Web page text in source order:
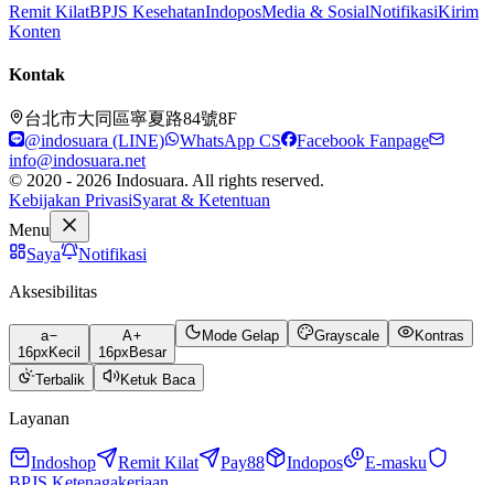
Remit KilatBPJS KesehatanIndoposMedia & SosialNotifikasiKirim
Konten
Kontak
台北市大同區寧夏路84號8F
@indosuara (LINE)
WhatsApp CS
Facebook Fanpage
info@indosuara.net
© 2020 - 2026 Indosuara. All rights reserved.
Kebijakan PrivasiSyarat & Ketentuan
Menu
Saya
Notifikasi
Aksesibilitas
a
16px Kecil
A
16px Besar
Mode Gelap Grayscale Kontras
Terbalik Ketuk Baca
Layanan
Indoshop Remit Kilat Pay88 Indopos
E-masku